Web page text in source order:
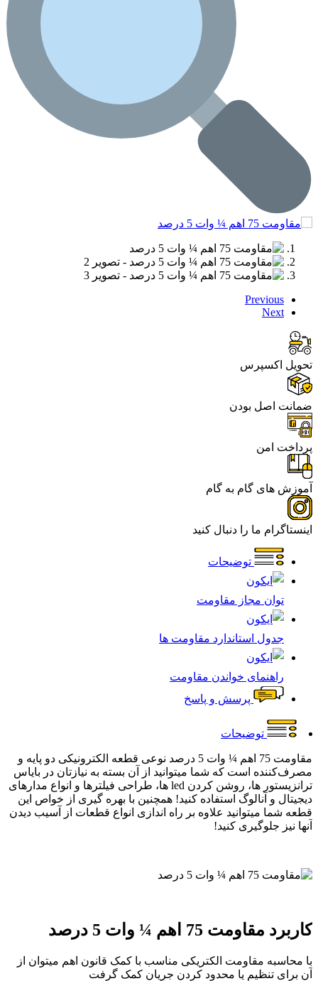
Previous
Next
تحویل اکسپرس
ضمانت اصل بودن
پرداخت امن
آموزش های گام به گام
اینستاگرام ما را دنبال کنید
توضیحات
توان مجاز مقاومت
جدول استاندارد مقاومت ها
راهنمای خواندن مقاومت
پرسش و پاسخ
توضیحات
مقاومت 75 اهم ¼ وات 5 درصد نوعی قطعه الکترونیکی دو پایه و
مصرف‌کننده است که شما میتوانید از آن بسته به نیازتان در بایاس
ترانزیستور ها، روشن کردن led ها، طراحی فیلترها و انواع مدارهای
دیجیتال و آنالوگ استفاده کنید! همچنین با بهره گیری از خواص این
قطعه شما میتوانید علاوه بر راه اندازی انواع قطعات از آسیب دیدن
آنها نیز جلوگیری کنید!
کاربرد مقاومت 75 اهم ¼ وات 5 درصد
با محاسبه مقاومت الکتریکی مناسب با کمک قانون اهم میتوان از
آن برای تنظیم یا محدود کردن جریان کمک گرفت